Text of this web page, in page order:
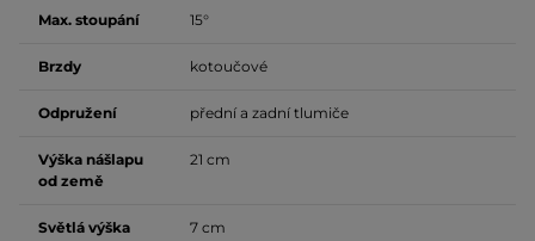
Max. stoupání 15°
Brzdy kotoučové
Odpružení přední a zadní tlumiče
Výška nášlapu
od země
21 cm
Světlá výška 7 cm